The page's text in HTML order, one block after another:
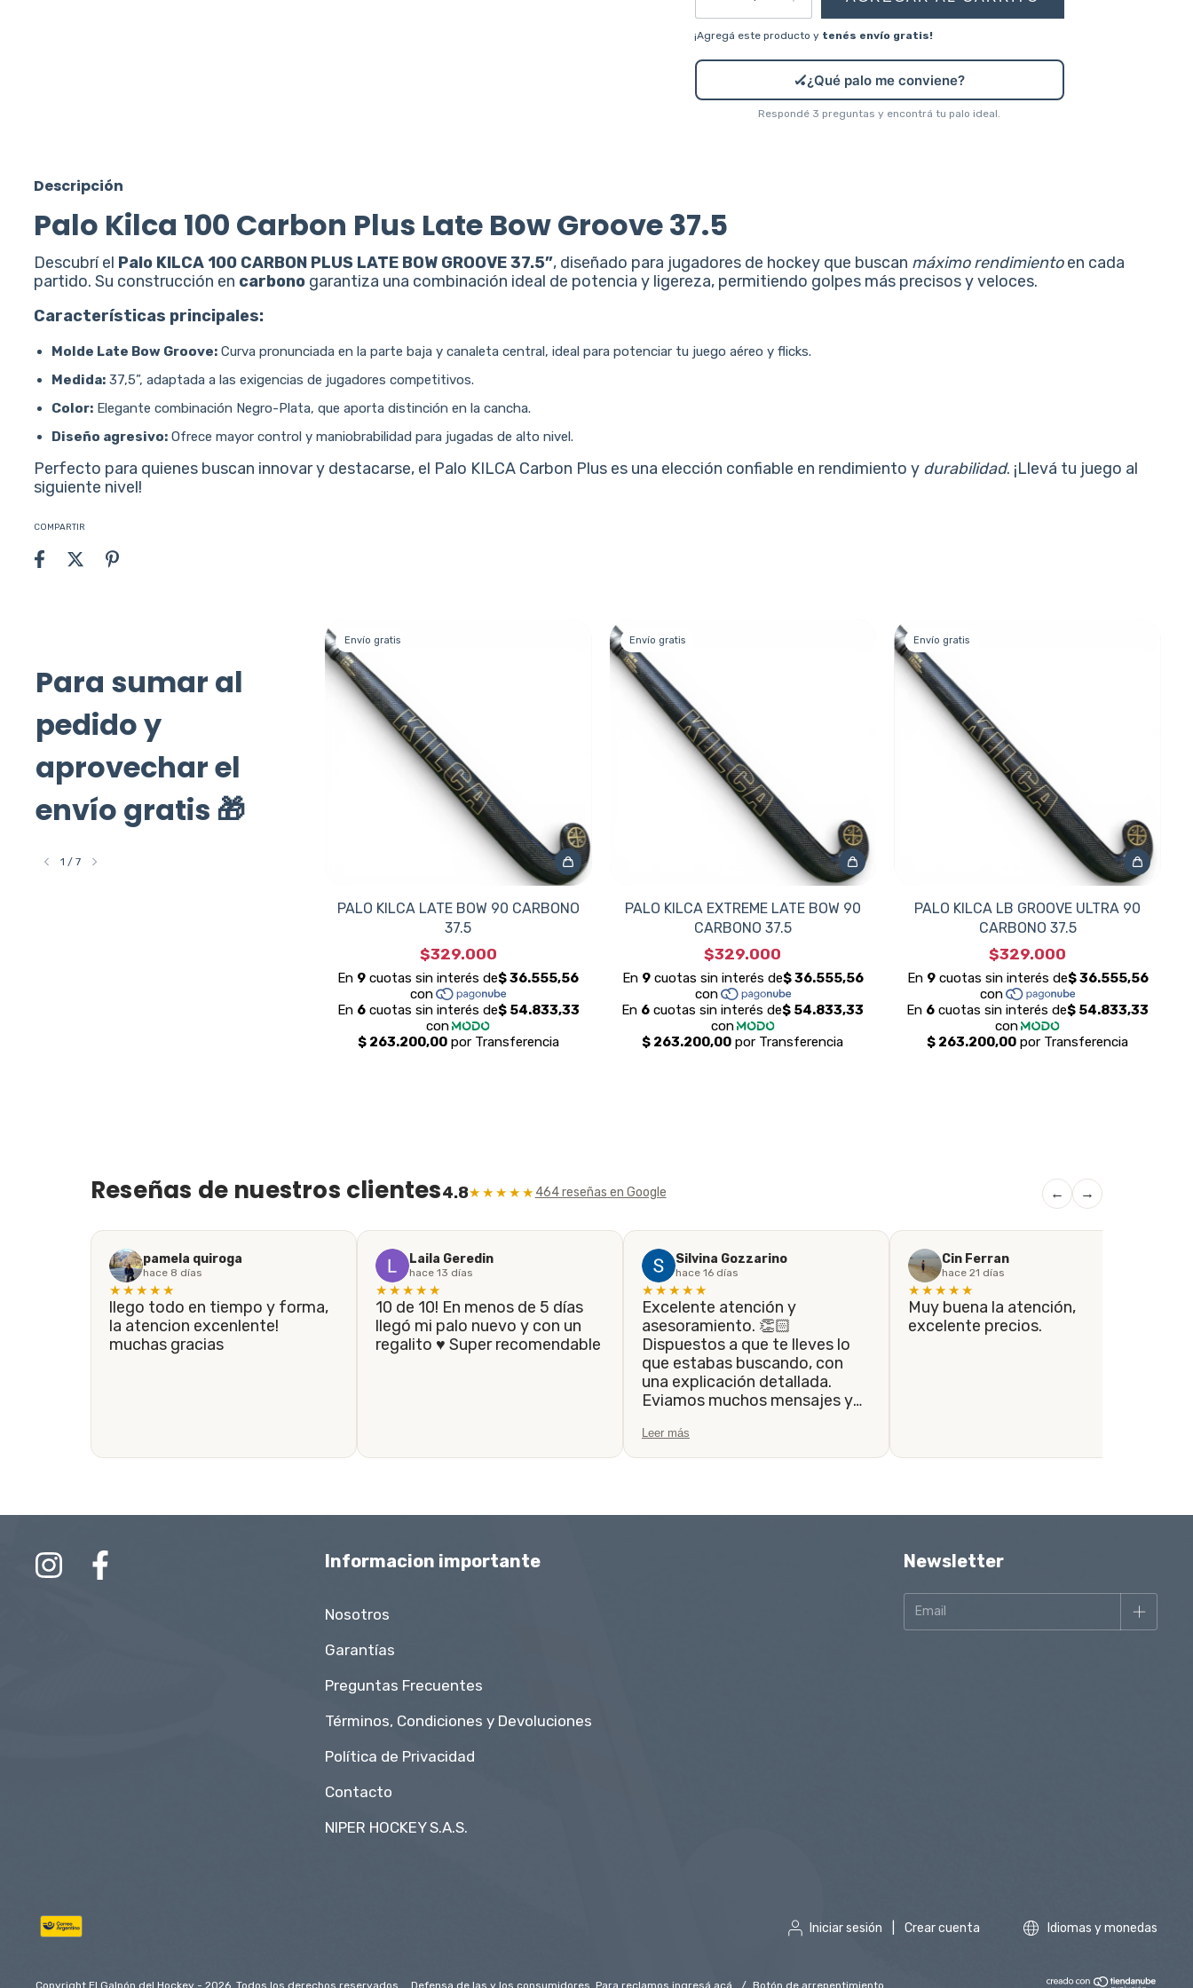
¡Agregá este producto y tenés envío gratis!
🏑¿Qué palo me conviene?
Respondé 3 preguntas y encontrá tu palo ideal.
Descripción
Palo Kilca 100 Carbon Plus Late Bow Groove 37.5
Descubrí el Palo KILCA 100 CARBON PLUS LATE BOW GROOVE 37.5”, diseñado para jugadores de hockey que buscan máximo rendimientoen cada
partido. Su construcción en carbono garantiza una combinación ideal de potencia y ligereza, permitiendo golpes más precisos y veloces.
Características principales:
Molde Late Bow Groove: Curva pronunciada en la parte baja y canaleta central, ideal para potenciar tu juego aéreo y flicks.
Medida: 37,5”, adaptada a las exigencias de jugadores competitivos.
Color: Elegante combinación Negro-Plata, que aporta distinción en la cancha.
Diseño agresivo: Ofrece mayor control y maniobrabilidad para jugadas de alto nivel.
Perfecto para quienes buscan innovar y destacarse, el Palo KILCA Carbon Plus es una elección confiable en rendimiento y durabilidad. ¡Llevá tu juego al
siguiente nivel!
COMPARTIR
Para sumar al
pedido y
aprovechar el
envío gratis 🎁
1 / 7
Envío gratis
PALO KILCA LATE BOW 90 CARBONO
37.5
$329.000
Envío gratis
PALO KILCA EXTREME LATE BOW 90
CARBONO 37.5
$329.000
Envío gratis
PALO KILCA LB GROOVE ULTRA 90
CARBONO 37.5
$329.000
Reseñas de nuestros clientes4.8★★★★★ 464 reseñas en Google ← →
pamela quiroga
hace 8 días
★★★★★
llego todo en tiempo y forma,
la atencion excenlente!
muchas gracias
Laila Geredin
hace 13 días
★★★★★
10 de 10! En menos de 5 días
llegó mi palo nuevo y con un
regalito ♥️ Super recomendable
Silvina Gozzarino
hace 16 días
★★★★★
Excelente atención y
asesoramiento. 👏🏻
Dispuestos a que te lleves lo
que estabas buscando, con
una explicación detallada.
Eviamos muchos mensajes y
la brevedad. Hasta se tomaron
el trabajo de que el envío se
Leer más
Cin Ferran
hace 21 días
★★★★★
Muy buena la atención,
excelente precios.
Informacion importante
Nosotros
Garantías
Preguntas Frecuentes
Términos, Condiciones y Devoluciones
Política de Privacidad
Contacto
NIPER HOCKEY S.A.S.
Newsletter
Iniciar sesión Crear cuenta Idiomas y monedas
Copyright El Galpón del Hockey - 2026. Todos los derechos reservados. Defensa de las y los consumidores. Para reclamos ingresá acá. / Botón de arrepentimiento